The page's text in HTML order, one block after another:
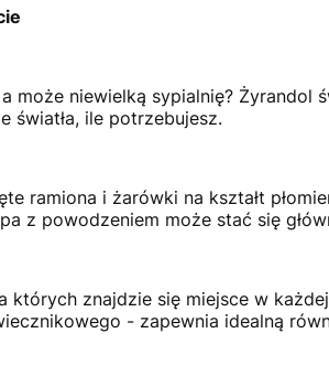
może niewielką sypialnię? Żyrandol
światła, ile potrzebujesz.
ramiona i żarówki na kształt
z powodzeniem może stać się
których znajdzie się miejsce w
- zapewnia idealną